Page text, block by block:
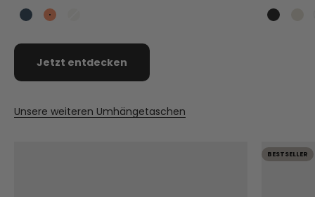
Teal Orange Black
Jetzt entdecken
Unsere weiteren Umhängetaschen
BESTSELLER